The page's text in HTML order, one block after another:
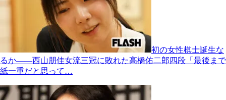
初の女性棋士誕生な
るか――西山朋佳女流三冠に敗れた高橋佑二郎四段「最後まで
紙一重だと思って…